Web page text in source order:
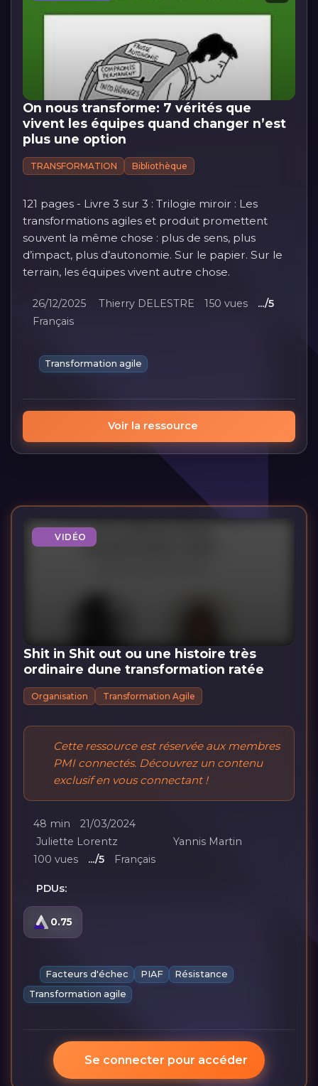
On nous transforme: 7 vérités que
vivent les équipes quand changer n’est
plus une option
TRANSFORMATION Bibliothèque
121 pages - Livre 3 sur 3 : Trilogie miroir : Les
transformations agiles et produit promettent
souvent la même chose : plus de sens, plus
d’impact, plus d’autonomie. Sur le papier. Sur le
terrain, les équipes vivent autre chose.
26/12/2025 Thierry DELESTRE 150 vues
.../5
Français
Transformation agile
Voir la ressource
VIDÉO
Shit in Shit out ou une histoire très
ordinaire dune transformation ratée
Organisation Transformation Agile
Cette ressource est réservée aux membres
PMI connectés. Découvrez un contenu
exclusif en vous connectant !
48 min
21/03/2024
Juliette Lorentz
Yannis Martin
100 vues
.../5 Français
PDUs:
0.75
Facteurs d'échec PIAF
Résistance
Transformation agile
Se connecter pour accéder